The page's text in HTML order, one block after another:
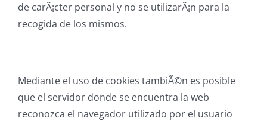
de carÃ¡cter personal y no se utilizarÃ¡n para la
recogida de los mismos.
Mediante el uso de cookies tambiÃ©n es posible
que el servidor donde se encuentra la web
reconozca el navegador utilizado por el usuario